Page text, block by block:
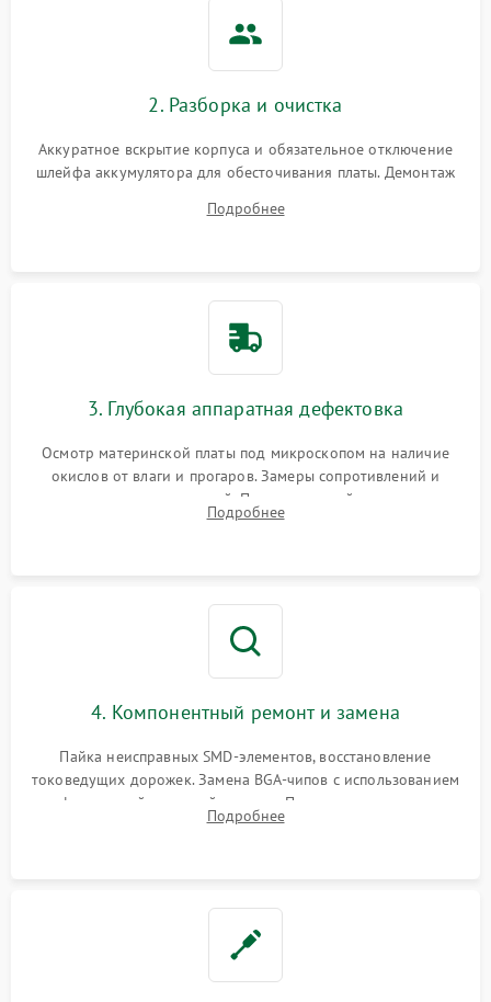
2. Разборка и очистка
Аккуратное вскрытие корпуса и обязательное отключение
шлейфа аккумулятора для обесточивания платы. Демонтаж
высохшей термопасты с кристаллов чипов.
Подробнее
3. Глубокая аппаратная дефектовка
Осмотр материнской платы под микроскопом на наличие
окислов от влаги и прогаров. Замеры сопротивлений и
дежурных напряжений. Проверка цепей питания,
мультиконтроллера, процессора и видеочипа.
Подробнее
4. Компонентный ремонт и замена
Пайка неисправных SMD-элементов, восстановление
токоведущих дорожек. Замена BGA-чипов с использованием
инфракрасной паяльной станции. Прошивка микросхемы
BIOS или замена поврежденных портов USB
Подробнее